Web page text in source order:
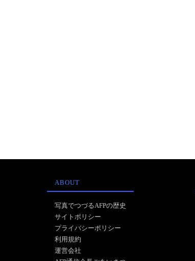
ABOUT
写真でつづるAFPの歴史
サイトポリシー
プライバシーポリシー
利用規約
運営会社